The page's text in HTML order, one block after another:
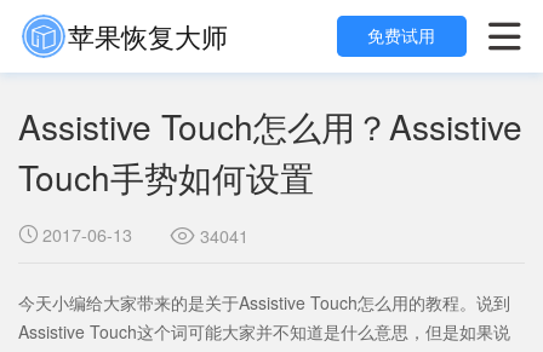
苹果恢复大师 
免费试用
Assistive Touch怎么用？Assistive
Touch手势如何设置
 2017-06-13  34041
今天小编给大家带来的是关于Assistive Touch怎么用的教程。说到
Assistive Touch这个词可能大家并不知道是什么意思，但是如果说